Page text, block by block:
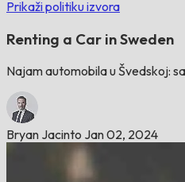
Prikaži politiku izvora
Renting a Car in Sweden
Najam automobila u Švedskoj:
Bryan Jacinto Jan 02, 2024